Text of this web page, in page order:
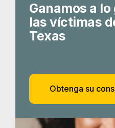
Ganamos a
las víctimas
Texas
Obtenga su